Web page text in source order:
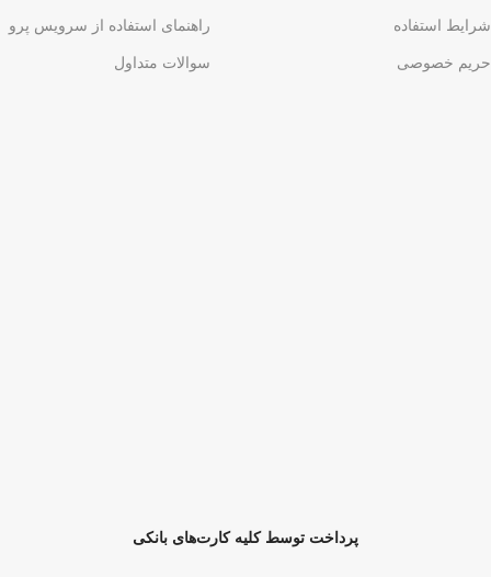
شرایط استفاده
حریم خصوصی
راهنمای استفاده از سرویس پرو
سوالات متداول
پرداخت توسط کلیه کارت‌های بانکی